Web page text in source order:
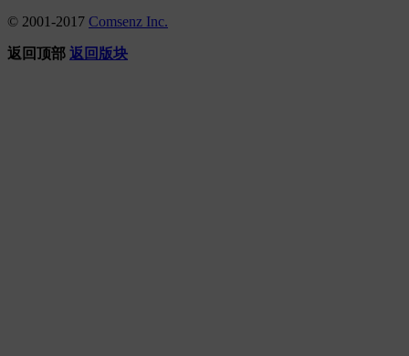
© 2001-2017 Comsenz Inc.
返回顶部 返回版块